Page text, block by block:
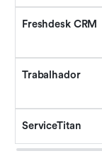
Freshdesk CRM
Trabalhador
ServiceTitan